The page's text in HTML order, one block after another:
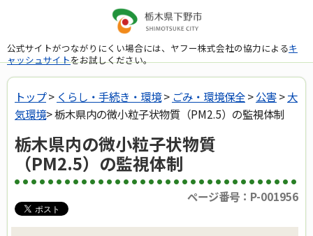
公式サイトがつながりにくい場合には、ヤフー株式会社の協力によるキ
ャッシュサイトをお試しください。
トップ> くらし・手続き・環境> ごみ・環境保全>公害>大
気環境> 栃木県内の微小粒子状物質（PM2.5）の監視体制
栃木県内の微小粒子状物質
（PM2.5）の監視体制
ページ番号：P-001956